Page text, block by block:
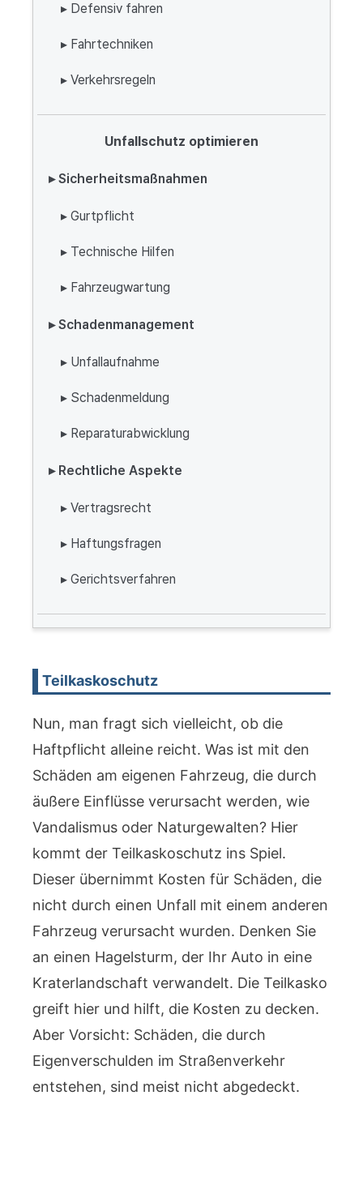
▸ Defensiv fahren
▸ Fahrtechniken
▸ Verkehrsregeln
Unfallschutz optimieren
▸ Sicherheitsmaßnahmen
▸ Gurtpflicht
▸ Technische Hilfen
▸ Fahrzeugwartung
▸ Schadenmanagement
▸ Unfallaufnahme
▸ Schadenmeldung
▸ Reparaturabwicklung
▸ Rechtliche Aspekte
▸ Vertragsrecht
▸ Haftungsfragen
▸ Gerichtsverfahren
Teilkaskoschutz
Nun, man fragt sich vielleicht, ob die
Haftpflicht alleine reicht. Was ist mit den
Schäden am eigenen Fahrzeug, die durch
äußere Einflüsse verursacht werden, wie
Vandalismus oder Naturgewalten? Hier
kommt der Teilkaskoschutz ins Spiel.
Dieser übernimmt Kosten für Schäden, die
nicht durch einen Unfall mit einem anderen
Fahrzeug verursacht wurden. Denken Sie
an einen Hagelsturm, der Ihr Auto in eine
Kraterlandschaft verwandelt. Die Teilkasko
greift hier und hilft, die Kosten zu decken.
Aber Vorsicht: Schäden, die durch
Eigenverschulden im Straßenverkehr
entstehen, sind meist nicht abgedeckt.